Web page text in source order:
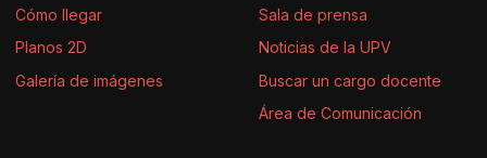
Cómo llegar
Planos 2D
Galería de imágenes
Sala de prensa
Noticias de la UPV
Buscar un cargo docente
Área de Comunicación